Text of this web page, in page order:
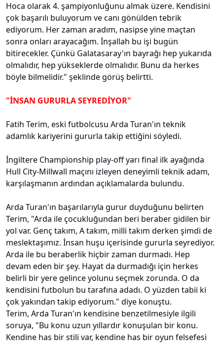
Hoca olarak 4. şampiyonluğunu almak üzere. Kendisini
çok başarılı buluyorum ve canı gönülden tebrik
ediyorum. Her zaman aradım, nasipse yine maçtan
sonra onları arayacağım. İnşallah bu işi bugün
bitirecekler. Çünkü Galatasaray'ın bayrağı hep yukarıda
olmalıdır, hep yükseklerde olmalıdır. Bunu da herkes
böyle bilmelidir." şeklinde görüş belirtti.
"İNSAN GURURLA SEYREDİYOR"
Fatih Terim, eski futbolcusu Arda Turan'ın teknik
adamlık kariyerini gururla takip ettiğini söyledi.
İngiltere Championship play-off yarı final ilk ayağında
Hull City-Millwall maçını izleyen deneyimli teknik adam,
karşılaşmanın ardından açıklamalarda bulundu.
Arda Turan'ın başarılarıyla gurur duyduğunu belirten
Terim, "Arda ile çocukluğundan beri beraber gidilen bir
yol var. Genç takım, A takım, milli takım derken şimdi de
meslektaşımız. İnsan huşu içerisinde gururla seyrediyor.
Arda ile bu beraberlik hiçbir zaman durmadı. Hep
devam eden bir şey. Hayat da durmadığı için herkes
belirli bir yere gelince yolunu seçmek zorunda. O da
kendisini futbolun bu tarafına adadı. O yüzden tabii ki
çok yakından takip ediyorum." diye konuştu.
Terim, Arda Turan'ın kendisine benzetilmesiyle ilgili
soruya, "Bu konu uzun yıllardır konuşulan bir konu.
Kendine has bir stili var, kendine has bir oyun felsefesi